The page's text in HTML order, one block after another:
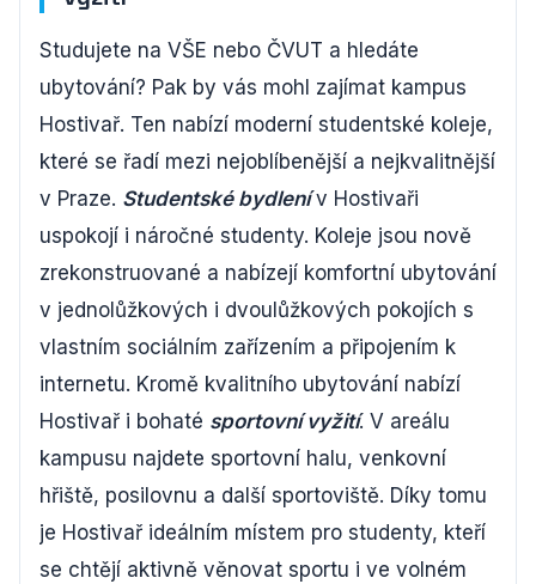
Studujete na VŠE nebo ČVUT a hledáte
ubytování? Pak by vás mohl zajímat kampus
Hostivař. Ten nabízí moderní studentské koleje,
které se řadí mezi nejoblíbenější a nejkvalitnější
v Praze. Studentské bydlenív Hostivaři
uspokojí i náročné studenty. Koleje jsou nově
zrekonstruované a nabízejí komfortní ubytování
v jednolůžkových i dvoulůžkových pokojích s
vlastním sociálním zařízením a připojením k
internetu. Kromě kvalitního ubytování nabízí
Hostivař i bohaté sportovní vyžití. V areálu
kampusu najdete sportovní halu, venkovní
hřiště, posilovnu a další sportoviště. Díky tomu
je Hostivař ideálním místem pro studenty, kteří
se chtějí aktivně věnovat sportu i ve volném